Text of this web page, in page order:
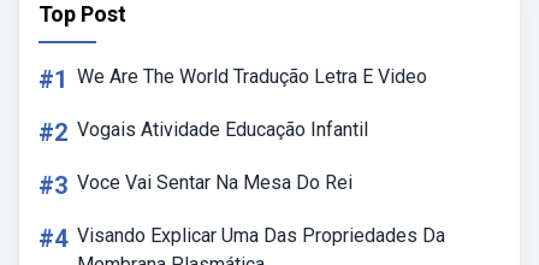
Top Post
#1 We Are The World Tradução Letra E Video
#2 Vogais Atividade Educação Infantil
#3 Voce Vai Sentar Na Mesa Do Rei
#4 Visando Explicar Uma Das Propriedades Da